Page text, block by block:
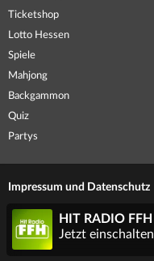
Ticketshop
Lotto Hessen
Spiele
Mahjong
Backgammon
Quiz
Partys
Impressum und Datenschutz
HIT RADIO FFH
Jetzt einschalten